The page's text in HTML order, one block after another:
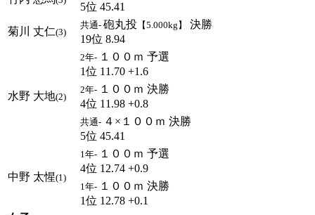
5位 45.41
菊川 丈仁(3)
共通- 砲丸投 【5.000kg】
決勝
19位 8.94
水野 大地(2)
2年- １００ｍ 予選
1位 11.70 +1.6
2年- １００ｍ 決勝
4位 11.98 +0.8
共通- ４×１００ｍ 決勝
5位 45.41
中野 太惺(1)
1年- １００ｍ 予選
4位 12.74 +0.9
1年- １００ｍ 決勝
1位 12.78 +0.1